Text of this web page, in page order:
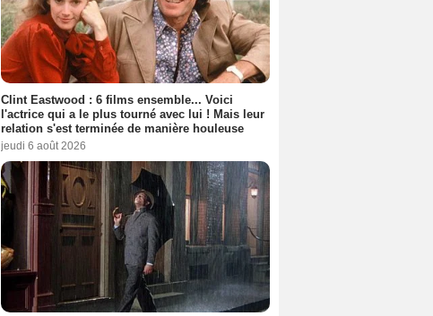
Clint Eastwood : 6 films ensemble... Voici
l'actrice qui a le plus tourné avec lui ! Mais leur
relation s'est terminée de manière houleuse
jeudi 6 août 2026